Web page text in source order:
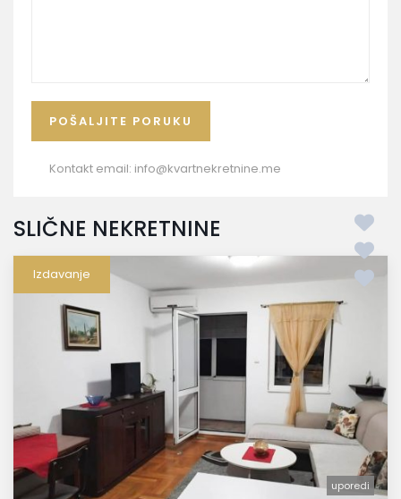
Kontakt email: info@kvartnekretnine.me
SLIČNE NEKRETNINE
Izdavanje
uporedi